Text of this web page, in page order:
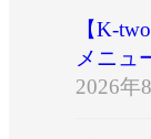
【K-
メニュ
2026年